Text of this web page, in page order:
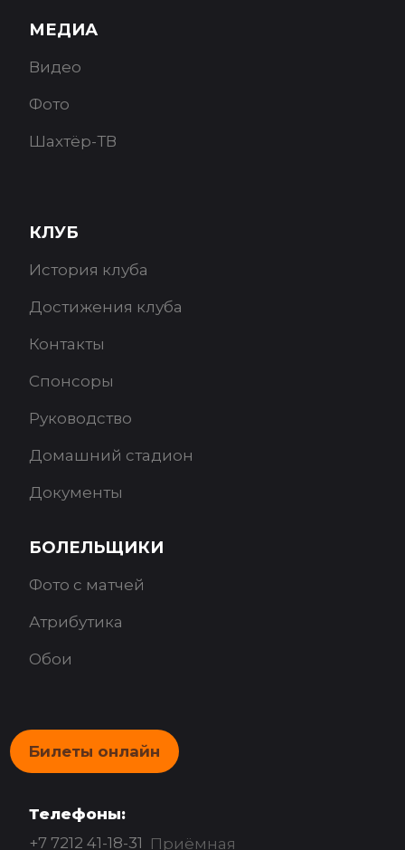
МЕДИА
Видео
Фото
Шахтёр-ТВ
КЛУБ
История клуба
Достижения клуба
Контакты
Спонсоры
Руководство
Домашний стадион
Документы
БОЛЕЛЬЩИКИ
Фото с матчей
Атрибутика
Обои
Билеты онлайн
Телефоны:
+7 7212 41-18-31 Приёмная